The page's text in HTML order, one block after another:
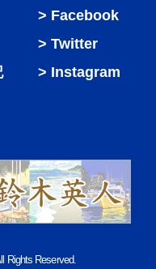
Facebook
Twitter
Instagram
Rights Reserved.